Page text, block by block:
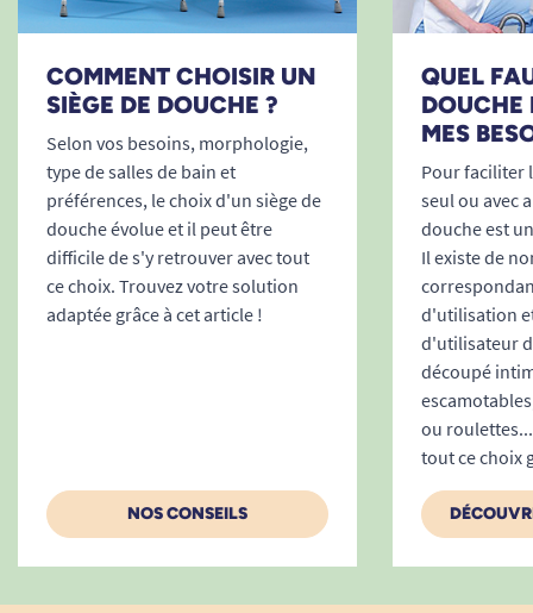
COMMENT CHOISIR UN
SIÈGE DE DOUCHE ?
Selon vos besoins, morphologie,
type de salles de bain et
préférences, le choix d'un siège de
douche évolue et il peut être
difficile de s'y retrouver avec tout
ce choix. Trouvez votre solution
adaptée grâce à cet article !
NOS CONSEILS
QUEL
DOUCHE
MES
Pour faciliter
seul ou avec
douche est
Il existe de
d'utilisation
d'utilisateur
découpé
ou
tout ce choix